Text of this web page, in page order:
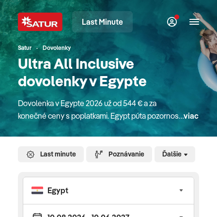
Last Minute
Satur Dovolenky
Ultra All Inclusive
dovolenky v Egypte
Dovolenka v Egypte 2026 už od 544 € a za
konečné ceny s poplatkami. Egypt púta pozornosť
celého sveta svojou jedinečnou až tajomnou
dedičstvom. Pýši sa jedinečnými monumentálnymi
Luxore či Karnaku, bohatým podmorským svetom
a unikátnymi korálovými útesmi. Preneste sa na
chvíľu spolu s nami na pobrežie obmývané
viac
Ďalšie
Last minute Poznávanie